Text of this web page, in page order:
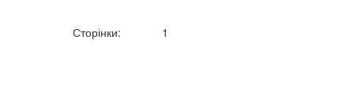
Сторінки: 1